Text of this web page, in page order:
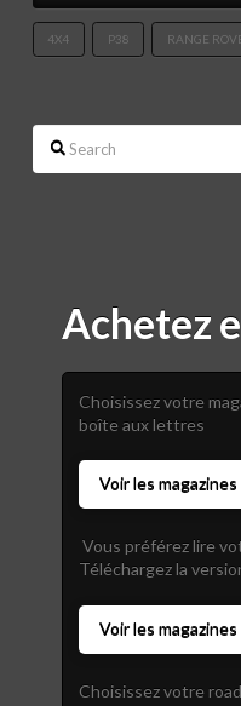
4X4 P38 RANGE
Search
Achetez
Choisissez votre
boîte aux lettres
Voir les magazines
Vous préférez lire
Téléchargez la
Voir les
Choisissez votre